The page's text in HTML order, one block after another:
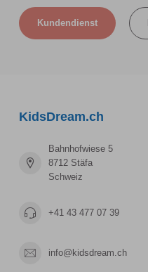
Kundendienst
KidsDream.ch
Bahnhofwiese 5
8712 Stäfa
Schweiz
+41 43 477 07 39
info@kidsdream.ch